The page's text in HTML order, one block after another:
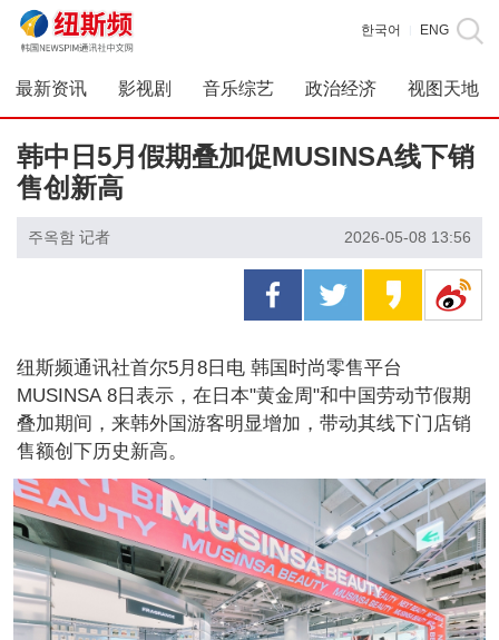
한국어 ENG
最新资讯 影视剧 音乐综艺 政治经济 视图天地
韩中日5月假期叠加促MUSINSA线下销
售创新高
주옥함 记者 2026-05-08 13:56
纽斯频通讯社首尔5月8日电 韩国时尚零售平台
MUSINSA 8日表示，在日本"黄金周"和中国劳动节假期
叠加期间，来韩外国游客明显增加，带动其线下门店销
售额创下历史新高。